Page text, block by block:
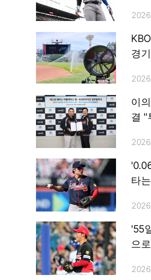
경
이
결 "
타
'55
으